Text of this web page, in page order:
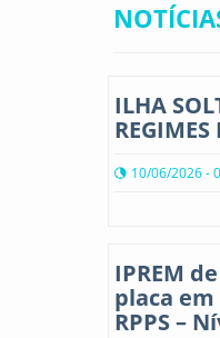
ILHA
10/06/2026 -
IPREM
placa
RPPS –